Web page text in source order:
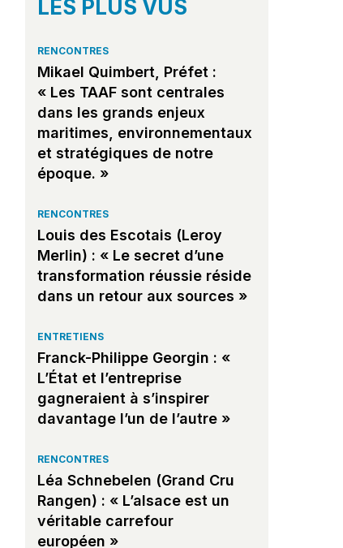
LES PLUS VUS
RENCONTRES
Mikael Quimbert, Préfet :
« Les TAAF sont centrales
dans les grands enjeux
maritimes, environnementaux
et stratégiques de notre
époque. »
RENCONTRES
Louis des Escotais (Leroy
Merlin) : « Le secret d’une
transformation réussie réside
dans un retour aux sources »
ENTRETIENS
Franck-Philippe Georgin : «
L’État et l’entreprise
gagneraient à s’inspirer
davantage l’un de l’autre »
RENCONTRES
Léa Schnebelen (Grand Cru
Rangen) : « L’alsace est un
véritable carrefour
européen »